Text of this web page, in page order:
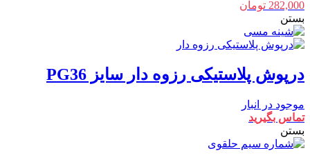
282,000 تومان
بستن
درپوش پلاستیکی رزوه دار سایز PG36
موجود در انبار
تماس بگیرید
بستن